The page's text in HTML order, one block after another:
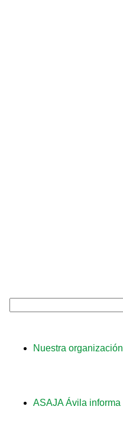
Nuestra organización
ASAJA Ávila informa